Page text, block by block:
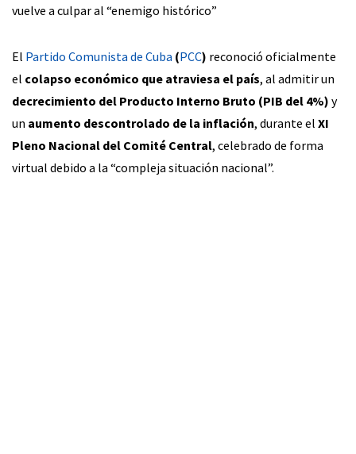
vuelve a culpar al “enemigo histórico”
El Partido Comunista de Cuba (PCC) reconoció oficialmente
el colapso económico que atraviesa el país, al admitir un
decrecimiento del Producto Interno Bruto (PIB del 4%) y
un aumento descontrolado de la inflación, durante el XI
Pleno Nacional del Comité Central, celebrado de forma
virtual debido a la “compleja situación nacional”.